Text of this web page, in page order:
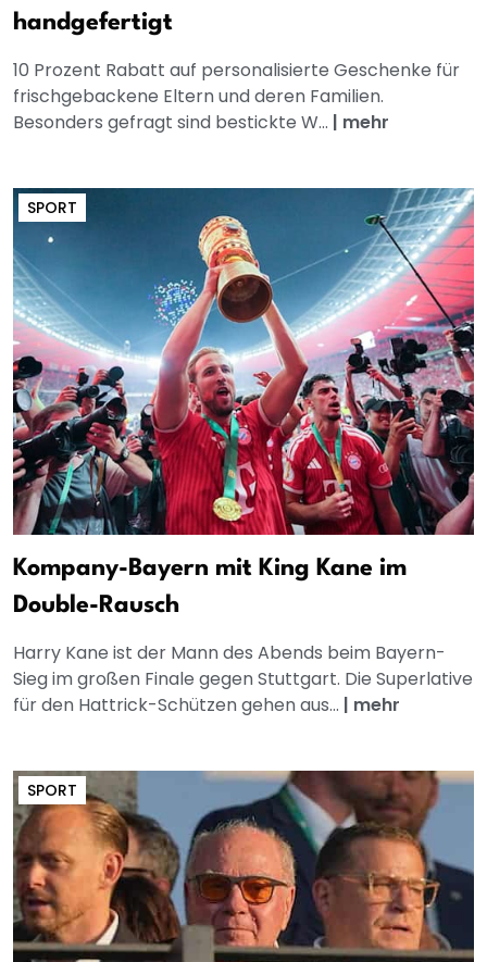
handgefertigt
10 Prozent Rabatt auf personalisierte Geschenke für
frischgebackene Eltern und deren Familien.
Besonders gefragt sind bestickte W... | mehr
SPORT
Kompany-Bayern mit King Kane im
Double-Rausch
Harry Kane ist der Mann des Abends beim Bayern-
Sieg im großen Finale gegen Stuttgart. Die Superlative
für den Hattrick-Schützen gehen aus... | mehr
SPORT